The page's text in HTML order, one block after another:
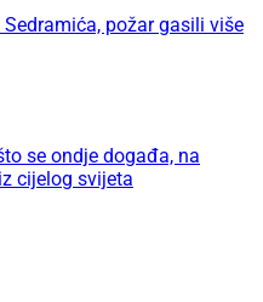
požar gasili više
se ondje događa, na
cijelog svijeta